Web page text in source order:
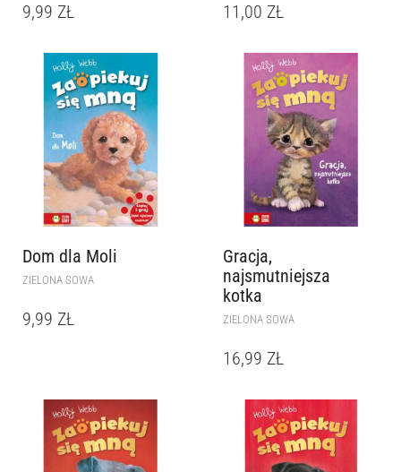
9,99 ZŁ 11,00 ZŁ
Dom dla Moli
ZIELONA SOWA
9,99 ZŁ
Gracja,
najsmutniejsza
kotka
ZIELONA SOWA
16,99 ZŁ